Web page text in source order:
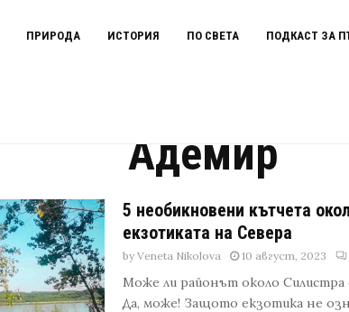
ПРИРОДА ИСТОРИЯ ПО СВЕТА ПОДКАСТ ЗА
Адемир
5 необикновени кътчета
екзотиката на Севера
byVeneta Nikolova 10 август, 2023
Може ли районът около Силистра
Да, може! Защото екзотика не